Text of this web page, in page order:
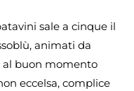
sale a cinque il
animati da
al buon momento
eccelsa, complice